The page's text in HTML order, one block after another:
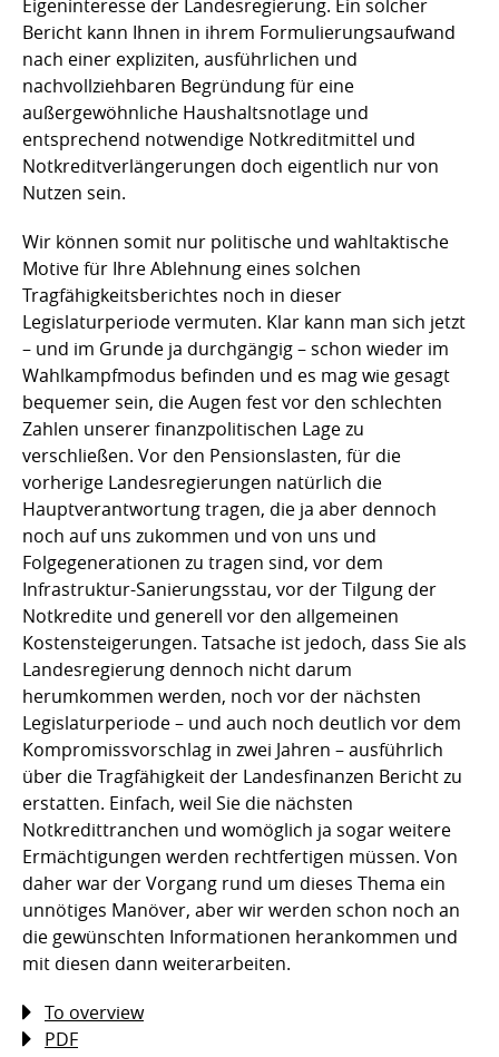
Eigeninteresse der Landesregierung. Ein solcher
Bericht kann Ihnen in ihrem Formulierungsaufwand
nach einer expliziten, ausführlichen und
nachvollziehbaren Begründung für eine
außergewöhnliche Haushaltsnotlage und
entsprechend notwendige Notkreditmittel und
Notkreditverlängerungen doch eigentlich nur von
Nutzen sein.
Wir können somit nur politische und wahltaktische
Motive für Ihre Ablehnung eines solchen
Tragfähigkeitsberichtes noch in dieser
Legislaturperiode vermuten. Klar kann man sich jetzt
– und im Grunde ja durchgängig – schon wieder im
Wahlkampfmodus befinden und es mag wie gesagt
bequemer sein, die Augen fest vor den schlechten
Zahlen unserer finanzpolitischen Lage zu
verschließen. Vor den Pensionslasten, für die
vorherige Landesregierungen natürlich die
Hauptverantwortung tragen, die ja aber dennoch
noch auf uns zukommen und von uns und
Folgegenerationen zu tragen sind, vor dem
Infrastruktur-Sanierungsstau, vor der Tilgung der
Notkredite und generell vor den allgemeinen
Kostensteigerungen. Tatsache ist jedoch, dass Sie als
Landesregierung dennoch nicht darum
herumkommen werden, noch vor der nächsten
Legislaturperiode – und auch noch deutlich vor dem
Kompromissvorschlag in zwei Jahren – ausführlich
über die Tragfähigkeit der Landesfinanzen Bericht zu
erstatten. Einfach, weil Sie die nächsten
Notkredittranchen und womöglich ja sogar weitere
Ermächtigungen werden rechtfertigen müssen. Von
daher war der Vorgang rund um dieses Thema ein
unnötiges Manöver, aber wir werden schon noch an
die gewünschten Informationen herankommen und
mit diesen dann weiterarbeiten.
To overview
PDF